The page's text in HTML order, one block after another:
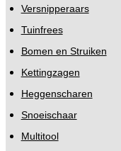
Versnipperaars
Tuinfrees
Bomen en Struiken
Kettingzagen
Heggenscharen
Snoeischaar
Multitool